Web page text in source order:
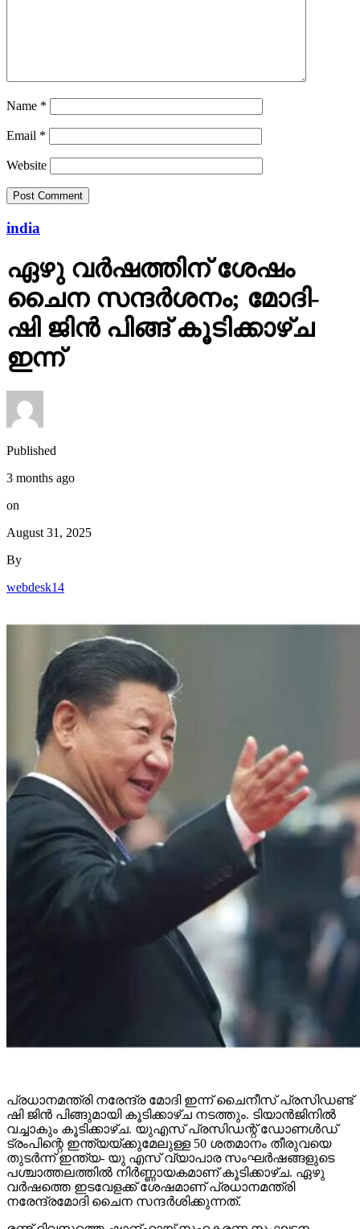
Name *
Email *
Website
india
ഏഴു വർഷത്തിന് ശേഷം
ചൈന സന്ദർശനം; മോദി-
ഷി ജിൻ പിങ്ങ് കൂടിക്കാഴ്ച
ഇന്ന്
Published
3 months ago
on
August 31, 2025
By
webdesk14
പ്രധാനമന്ത്രി നരേന്ദ്ര മോദി ഇന്ന് ചൈനീസ് പ്രസിഡണ്ട്
ഷി ജിൻ പിങ്ങുമായി കൂടിക്കാഴ്ച നടത്തും. ടിയാൻജിനിൽ
വച്ചാകും കൂടിക്കാഴ്ച. യുഎസ് പ്രസിഡന്റ് ഡോണൾഡ്
ട്രംപിന്റെ ഇന്ത്യയ്ക്കുമേലുള്ള 50 ശതമാനം തീരുവയെ
തുടർന്ന് ഇന്ത്യ- യു എസ് വ്യാപാര സംഘർഷങ്ങളുടെ
പശ്ചാത്തലത്തിൽ നിർണ്ണായകമാണ് കൂടിക്കാഴ്ച. ഏഴു
വർഷത്തെ ഇടവേളക്ക് ശേഷമാണ് പ്രധാനമന്ത്രി
നരേന്ദ്രമോദി ചൈന സന്ദർശിക്കുന്നത്.